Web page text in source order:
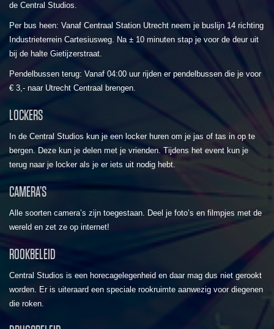
de Central Studios.
Per bus heen: Vanaf Centraal Station Utrecht neem je buslijn 14 richting
Industrieterrein Cartesiusweg. Na ± 10 minuten stap je voor de deur uit
bij de halte Gietijzerstraat.
Pendelbussen terug: Vanaf 04:00 uur rijden er pendelbussen die je voor
€ 3,- naar Utrecht Centraal brengen.
LOCKERS
In de Central Studios kun je een locker huren om je jas of tas in op te
bergen. Deze kun je delen met je vrienden. Tijdens het event kun je
terug naar je locker als je er iets uit nodig hebt.
CAMERA’S
Alle soorten camera’s zijn toegestaan. Deel je foto’s en filmpjes met de
wereld en zet ze op internet!
ROOKBELEID
Central Studios is een horecagelegenheid en daar mag dus niet gerookt
worden. Er is uiteraard een speciale rookruimte aanwezig voor diegenen
die roken.